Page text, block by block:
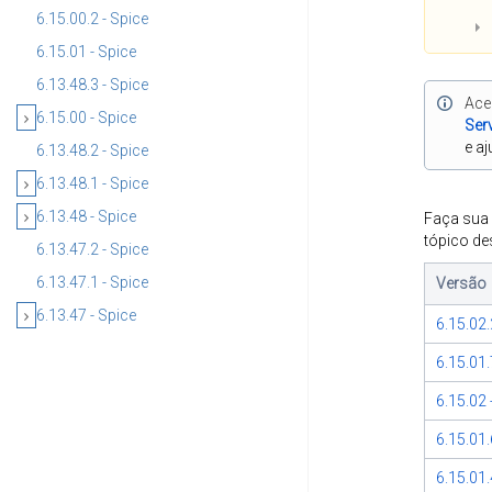
6.15.00.2 - Spice
6.15.01 - Spice
6.13.48.3 - Spice
6.15.00 - Spice
6.13.48.2 - Spice
6.13.48.1 - Spice
6.13.48 - Spice
6.13.47.2 - Spice
6.13.47.1 - Spice
6.13.47 - Spice
e
Faça
tópico
Versão
6.15.02